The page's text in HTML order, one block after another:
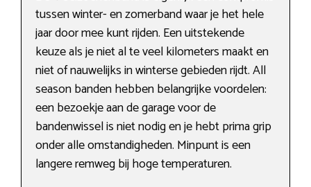
tussen winter- en zomerband waar je het hele
jaar door mee kunt rijden. Een uitstekende
keuze als je niet al te veel kilometers maakt en
niet of nauwelijks in winterse gebieden rijdt. All
season banden hebben belangrijke voordelen:
een bezoekje aan de garage voor de
bandenwissel is niet nodig en je hebt prima grip
onder alle omstandigheden. Minpunt is een
langere remweg bij hoge temperaturen.